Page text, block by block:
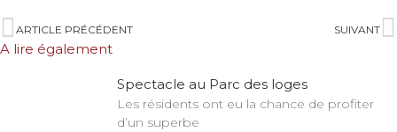
ARTICLE PRÉCÉDENT SUIVANT
A lire également
Spectacle au Parc des loges
Les résidents ont eu la chance de profiter
d’un superbe